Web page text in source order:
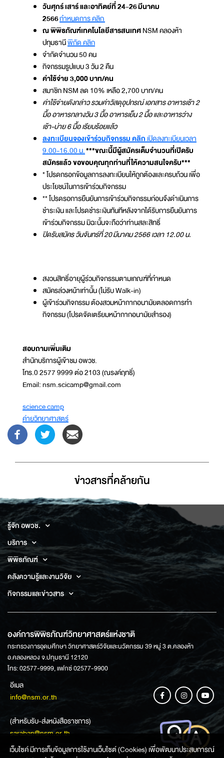
วันศุกร์ เสาร์ และอาทิตย์ที่ 24-26 มีนาคม
2566กำหนดการ คลิก
ณ พิพิธภัณฑ์เทคโนโลยีสารสนเทศNSM คลองห้า
ปทุมธานีพิกัด คลิก
จำกัดจำนวน 50 คน
กิจกรรมรูปแบบ 3 วัน 2 คืน
ค่าใช้จ่าย 3,000 บาท/คน
สมาชิก NSM ลด 10% เหลือ 2,700 บาท/คน
ค่าใช้จ่ายดังกล่าว รวมค่าวัสดุอุปกรณ์ เอกสาร อาหารเช้า 2
มื้อ อาหารกลางวัน 3 มื้อ อาหารเย็น 2 มื้อ และอาหารว่าง
เช้า-บ่าย 6 มื้อ เรียบร้อยแล้ว
ลงทะเบียนจองเข้าร่วมกิจกรรม คลิกเปิดลงทะเบียนเวลา
9.00-16.00 น.***ขณะนี้มีผู้สมัครเต็มจำนวนที่เปิดรับ
สมัครแล้ว ขอขอบคุณทุกท่านที่ให้ความสนใจครับ***
* โปรดกรอกข้อมูลการลงทะเบียนให้ถูกต้องและครบถ้วน เพื่อ
ประโยชน์ในการเข้าร่วมกิจกรรม
** โปรดรอการยืนยันการเข้าร่วมกิจกรรมก่อนจึงดำเนินการ
ชำระเงิน และโปรดชำระเงินทันทีหลังจากได้รับการยืนยันการ
เข้าร่วมกิจกรรม มิฉะนั้นจะถือว่าท่านสละสิทธิ์
ปิดรับสมัคร วันจันทร์ที่ 20 มีนาคม 2566 เวลา 12.00 น.
สงวนสิทธิ์อายุผู้ร่วมกิจกรรมตามเกณฑ์ที่กำหนด
สมัครล่วงหน้าเท่านั้น (ไม่รับ Walk-in)
ผู้เข้าร่วมกิจกรรม ต้องสวมหน้ากากอนามัยตลอดการทำ
กิจกรรม (โปรดจัดเตรียมหน้ากากอนามัยสำรอง)
สอบถามเพิ่มเติม
สำนักบริการผู้เข้าชม อพวช.
โทร.0 2577 9999 ต่อ 2103 (ณรงค์ฤทธิ์)
Email: nsm.scicamp@gmail.com
science camp
ค่ายวิทยาศาสตร์
ข่าวสารที่่คล้ายกัน
รู้จัก อพวช.
บริการ
พิพิธภัณฑ์
คลังความรู้และงานวิจัย
กิจกรรมและข่าวสาร
องค์การพิพิธภัณฑ์วิทยาศาสตร์แห่งชาติ
กระทรวงการอุดมศึกษา วิทยาศาสตร์วิจัยและนวัตกรรม 39 หมู่ 3 ต.คลองห้า
อ.คลองหลวง จ.ปทุมธานี 12120
โทร: 02577-9999, แฟกซ์ 02577-9900
อีเมล
info@nsm.or.th
(สำหรับรับ-ส่งหนังสือราชการ)
saraban@nsm.or.th
เว็บไซค์ มีการเก็บข้อมูลการใช้งานเว็บไซต์ (Cookies) เพื่อพัฒนาประสบการณ์